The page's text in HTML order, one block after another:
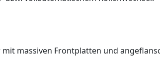
massiven Frontplatten und